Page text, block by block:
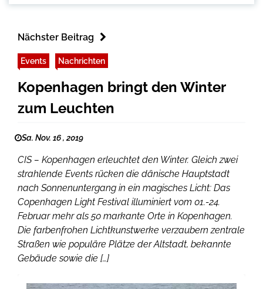
Nächster Beitrag
Events Nachrichten
Kopenhagen bringt den Winter
zum Leuchten
Sa. Nov. 16 , 2019
CIS – Kopenhagen erleuchtet den Winter. Gleich zwei
strahlende Events rücken die dänische Hauptstadt
nach Sonnenuntergang in ein magisches Licht: Das
Copenhagen Light Festival illuminiert vom 01.-24.
Februar mehr als 50 markante Orte in Kopenhagen.
Die farbenfrohen Lichtkunstwerke verzaubern zentrale
Straßen wie populäre Plätze der Altstadt, bekannte
Gebäude sowie die […]